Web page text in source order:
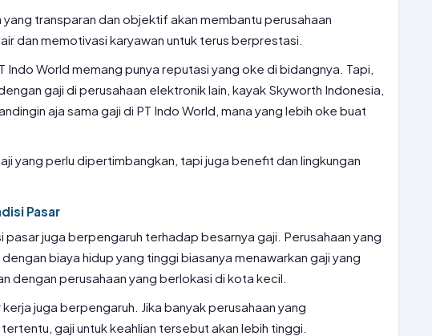
yang transparan dan objektif akan membantu perusahaan
dan memotivasi karyawan untuk terus berprestasi.
Indo World memang punya reputasi yang oke di bidangnya. Tapi,
gaji di perusahaan elektronik lain, kayak Skyworth Indonesia,
aja sama gaji di PT Indo World, mana yang lebih oke buat
yang perlu dipertimbangkan, tapi juga benefit dan lingkungan
Pasar
pasar juga berpengaruh terhadap besarnya gaji. Perusahaan yang
biaya hidup yang tinggi biasanya menawarkan gaji yang
dengan perusahaan yang berlokasi di kota kecil.
juga berpengaruh. Jika banyak perusahaan yang
gaji untuk keahlian tersebut akan lebih tinggi.